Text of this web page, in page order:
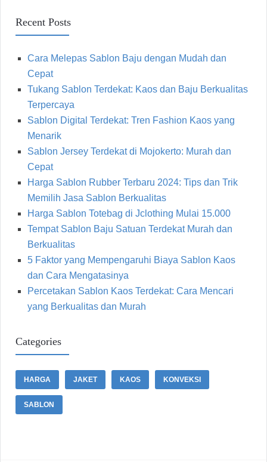
Recent Posts
Cara Melepas Sablon Baju dengan Mudah dan
Cepat
Tukang Sablon Terdekat: Kaos dan Baju Berkualitas
Terpercaya
Sablon Digital Terdekat: Tren Fashion Kaos yang
Menarik
Sablon Jersey Terdekat di Mojokerto: Murah dan
Cepat
Harga Sablon Rubber Terbaru 2024: Tips dan Trik
Memilih Jasa Sablon Berkualitas
Harga Sablon Totebag di Jclothing Mulai 15.000
Tempat Sablon Baju Satuan Terdekat Murah dan
Berkualitas
5 Faktor yang Mempengaruhi Biaya Sablon Kaos
dan Cara Mengatasinya
Percetakan Sablon Kaos Terdekat: Cara Mencari
yang Berkualitas dan Murah
Categories
HARGA JAKET KAOS KONVEKSI
SABLON